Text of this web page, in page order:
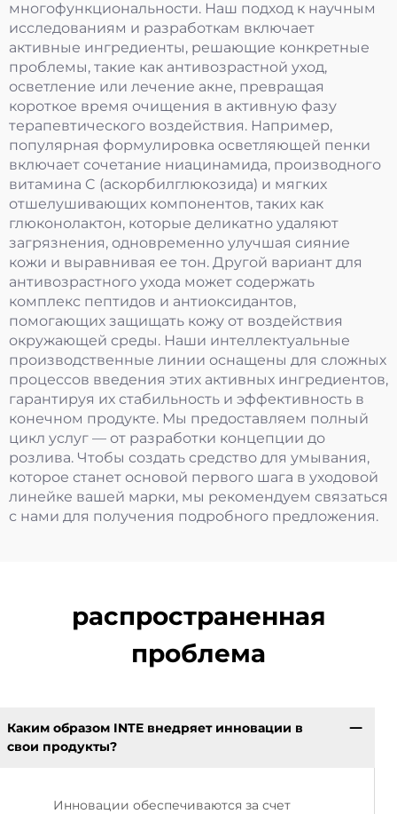
многофункциональности. Наш подход к научным
исследованиям и разработкам включает
активные ингредиенты, решающие конкретные
проблемы, такие как антивозрастной уход,
осветление или лечение акне, превращая
короткое время очищения в активную фазу
терапевтического воздействия. Например,
популярная формулировка осветляющей пенки
включает сочетание ниацинамида, производного
витамина C (аскорбилглюкозида) и мягких
отшелушивающих компонентов, таких как
глюконолактон, которые деликатно удаляют
загрязнения, одновременно улучшая сияние
кожи и выравнивая ее тон. Другой вариант для
антивозрастного ухода может содержать
комплекс пептидов и антиоксидантов,
помогающих защищать кожу от воздействия
окружающей среды. Наши интеллектуальные
производственные линии оснащены для сложных
процессов введения этих активных ингредиентов,
гарантируя их стабильность и эффективность в
конечном продукте. Мы предоставляем полный
цикл услуг — от разработки концепции до
розлива. Чтобы создать средство для умывания,
которое станет основой первого шага в уходовой
линейке вашей марки, мы рекомендуем связаться
с нами для получения подробного предложения.
распространенная
проблема
Каким образом INTE внедряет инновации в
свои продукты?
Инновации обеспечиваются за счет